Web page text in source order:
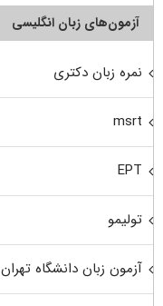
آزمون‌های زبان انگلیسی
نمره زبان دکتری
msrt
EPT
تولیمو
آزمون زبان دانشگاه تهران